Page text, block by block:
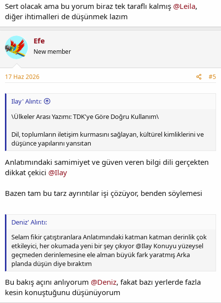
Sert olacak ama bu yorum biraz tek taraflı kalmış @Leila,
diğer ihtimalleri de düşünmek lazım
Efe
New member
17 Haz 2026 #5
Ilay' Alıntı:
\Ülkeler Arası Yazımı: TDK'ye Göre Doğru Kullanım\
Dil, toplumların iletişim kurmasını sağlayan, kültürel kimliklerini ve
düşünce yapılarını yansıtan
Anlatımındaki samimiyet ve güven veren bilgi dili gerçekten
dikkat çekici @Ilay
Bazen tam bu tarz ayrıntılar işi çözüyor, benden söylemesi
Deniz' Alıntı:
Selam fikir çatıştıranlara Anlatımındaki katman katman derinlik çok
etkileyici, her okumada yeni bir şey çıkıyor @Ilay Konuyu yüzeysel
geçmeden derinlemesine ele alman büyük fark yaratmış Arka
planda düşün diye bıraktım
Bu bakış açını anlıyorum @Deniz, fakat bazı yerlerde fazla
kesin konuştuğunu düşünüyorum